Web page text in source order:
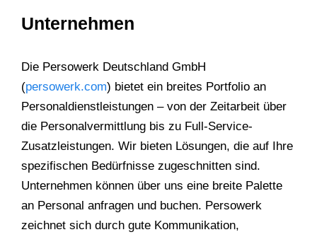
Unternehmen
Die Persowerk Deutschland GmbH
(persowerk.com) bietet ein breites Portfolio an
Personaldienstleistungen – von der Zeitarbeit über
die Personalvermittlung bis zu Full-Service-
Zusatzleistungen. Wir bieten Lösungen, die auf Ihre
spezifischen Bedürfnisse zugeschnitten sind.
Unternehmen können über uns eine breite Palette
an Personal anfragen und buchen. Persowerk
zeichnet sich durch gute Kommunikation,